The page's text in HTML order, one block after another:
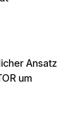
Ansatz
um